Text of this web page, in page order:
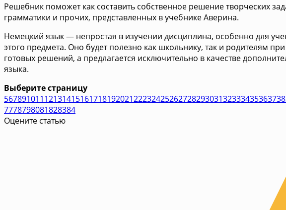
Решебник поможет как составить собственное решение творческих
грамматики и прочих, представленных в учебнике Аверина.
Немецкий язык — непростая в изучении дисциплина, особенно для
этого предмета. Оно будет полезно как школьнику, так и родителям
готовых решений, а предлагается исключительно в качестве
языка.
Выберите страницу
567891011121314151617181920212223242526272829303132333435363738
7778798081828384
Оцените статью